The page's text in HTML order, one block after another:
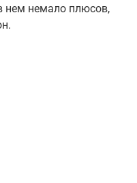
нем немало плюсов,